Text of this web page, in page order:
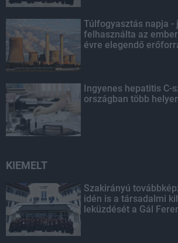
Túlfogyasztás napja -
felhasználta az
évre elegendő
Ingyenes hepatitis C-
országban több
KIEMELT
Szakirányú
idén is a társadalmi
leküzdését a Gál